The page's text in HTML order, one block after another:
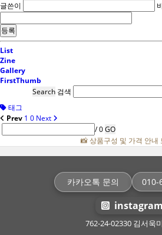
글쓴이
List
Zine
Gallery
FirstThumb
Search 검색
태그
Prev 1 0 Next
/ 0GO
📸 상품구성 및 가격 안내
카카오톡 문의 010-
instagram
762-24-02330 김서욱